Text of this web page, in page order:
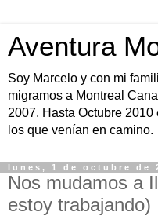
Aventura
Soy Marcelo y con mi
migramos a Montreal
2007. Hasta Octubre
los que venían en camino.
lunes, 1 de octubre de
Nos mudamos a
estoy trabajando)